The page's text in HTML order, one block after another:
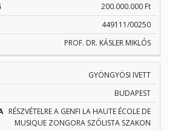
200.000.000 Ft
449111/00250
PROF. DR. KÁSLER MIKLÓS
GYÖNGYÖSI IVETT
BUDAPEST
RÉSZVÉTELRE A GENFI LA HAUTE ÉCOLE DE
MUSIQUE ZONGORA SZÓLISTA SZAKON